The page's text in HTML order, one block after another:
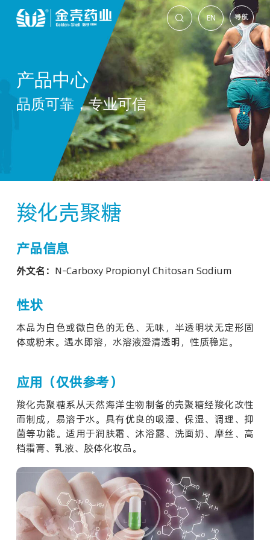
导航
EN

产品中心
品质可靠，专业可信
羧化壳聚糖
产品信息
外文名： N-Carboxy Propionyl Chitosan Sodium
性状
本品为白色或微白色的无色、无味，半透明状无定形固
体或粉末。遇水即溶，水溶液澄清透明，性质稳定。
应用（仅供参考）
羧化壳聚糖系从天然海洋生物制备的壳聚糖经羧化改性
而制成，易溶于水。具有优良的吸湿、保湿、调理、抑
菌等功能。适用于润肤霜、沐浴露、洗面奶、摩丝、高
档霜膏、乳液、胶体化妆品。